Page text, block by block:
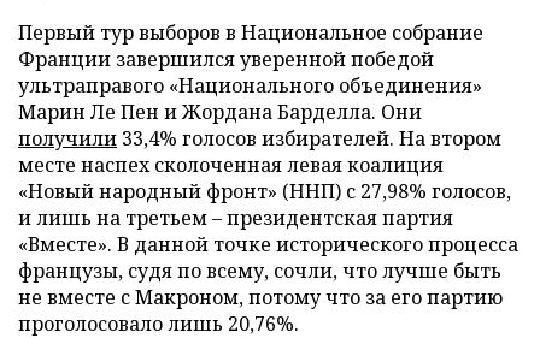
Первый тур выборов в Национальное собрание
Франции завершился уверенной победой
ультраправого «Национального объединения»
Марин Ле Пен и Жордана Барделла. Они
получили 33,4% голосов избирателей. На втором
месте наспех сколоченная левая коалиция
«Новый народный фронт» (ННП) с 27,98% голосов,
и лишь на третьем – президентская партия
«Вместе». В данной точке исторического процесса
французы, судя по всему, сочли, что лучше быть
не вместе с Макроном, потому что за его партию
проголосовало лишь 20,76%.